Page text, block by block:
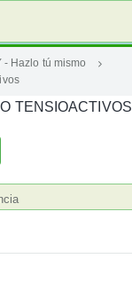
- Hazlo tú mismo
TENSIOACTIVOS